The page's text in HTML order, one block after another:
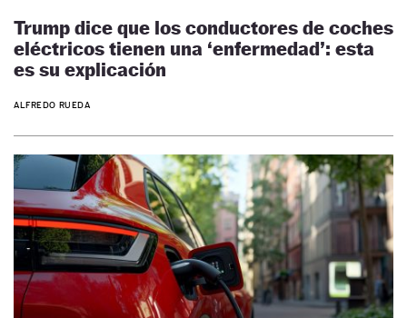
Trump dice que los conductores de coches
eléctricos tienen una ‘enfermedad’: esta
es su explicación
ALFREDO RUEDA